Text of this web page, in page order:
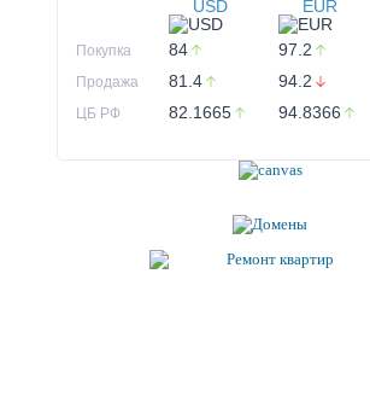
USD EUR
Покупка 84 97.2
Продажа 81.4 94.2
ЦБ РФ 82.1665 94.8366